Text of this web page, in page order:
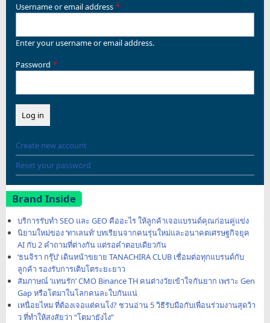
Username or email address
Enter your username or email address.
Password
Create new account
Reset your password
Brand Inside
บริการรับทำ SEO และ GEO คืออะไร ให้ลูกค้าเจอแบรนด์คุณก่อนคู่แข่ง
นิยามใหม่ของ ‘ทาเลนท์’ บทเรียนจากคนรุ่นใหม่และอนาคตเศรษฐกิจยุค
AI กับ 2 คำถามที่ต่างกัน แต่รอคำตอบเดียวกัน
‘ธนจิรา กรุ๊ป’ เดินหน้าขยาย TANACHIRA CLUB เชื่อมต่อทุกแบรนด์กับ
ลูกค้า รองรับการเติบโตระยะยาว
สัมภาษณ์ ‘แทนรัก’ CMO Binance TH คนต่างวัยเข้าใจกันยาก เพราะ Gen
Gap หรือโตมาในโลกคนละใบกันแน่
เหนื่อยไหม ที่ต้องเจอแต่คนโง่? ชวนอ่าน 5 วิธีรับมือกับเพื่อนร่วมงานสุดว้า
ว ที่ทำให้สงสัยว่า “โตมายังไง”